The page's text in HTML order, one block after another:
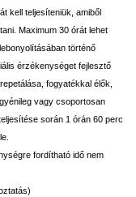
kell teljesíteniük, amiből
Maximum 30 órát lehet
történő
érzékenységet fejlesztő
fogyatékkal élők,
vagy csoportosan
során 1 órán 60 perc
fordítható idő nem